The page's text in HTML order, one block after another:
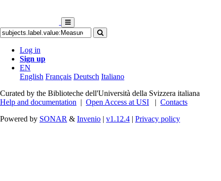
Log in
Sign up
EN
English Français Deutsch Italiano
Curated by the Biblioteche dell'Università della Svizzera italiana
Help and documentation | Open Access at USI | Contacts
Powered by SONAR & Invenio | v1.12.4 | Privacy policy